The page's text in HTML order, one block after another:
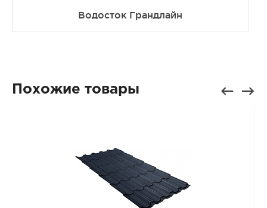
Водосток Грандлайн
Похожие товары